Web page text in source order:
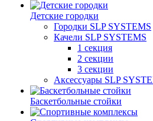
Детские городки
Городки SLP SYSTEMS
Качели SLP SYSTEMS
1 секция
2 секции
3 секции
Аксессуары SLP
Баскетбольные стойки